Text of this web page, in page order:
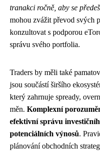
tranakci ročně, aby se
mohou zvážit převod svých
konzultovat s podporou
správu svého portfolia.
Traders by měli také
jsou součástí širšího
který zahrnuje spready,
měn. Komplexní
efektivní správu
potenciálních výnosů.
plánování obchodních